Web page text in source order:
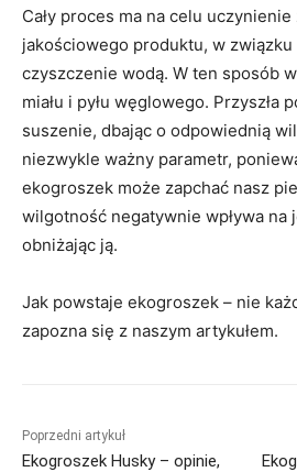
Cały proces ma na celu
jakościowego produktu, w
czyszczenie wodą. W ten sposób
miału i pyłu węglowego. Przyszła
suszenie, dbając o odpowiednią
niezwykle ważny parametr,
ekogroszek może zapchać nasz
wilgotność negatywnie wpływa na
obniżając ją.
Jak powstaje ekogroszek – nie
zapozna się z naszym artykułem.
Poprzedni artykuł
Ekogroszek Husky – opinie,